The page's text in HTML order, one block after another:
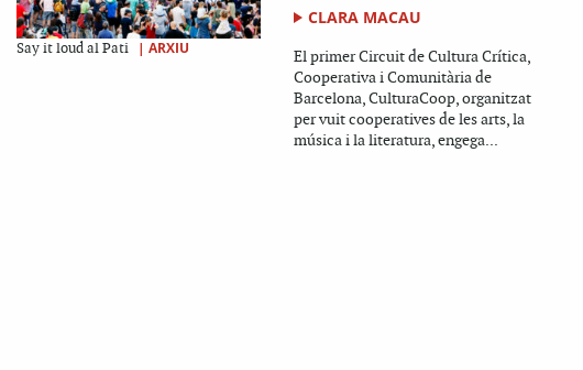
Say it loud al Pati | ARXIU
CLARA MACAU
El primer Circuit de Cultura Crítica,
Cooperativa i Comunitària de
Barcelona, CulturaCoop, organitzat
per vuit cooperatives de les arts, la
música i la literatura, engega...